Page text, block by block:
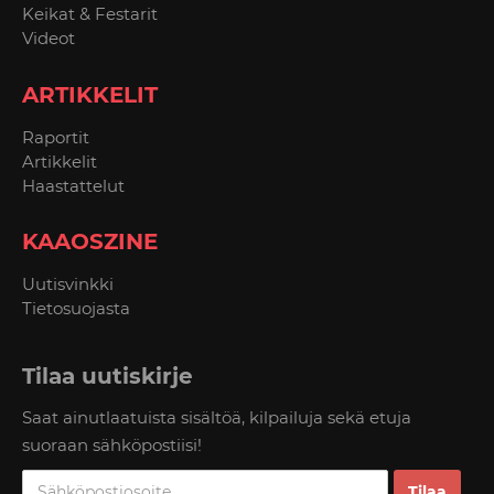
Keikat & Festarit
Videot
ARTIKKELIT
Raportit
Artikkelit
Haastattelut
KAAOSZINE
Uutisvinkki
Tietosuojasta
Tilaa uutiskirje
Saat ainutlaatuista sisältöä, kilpailuja sekä etuja
suoraan sähköpostiisi!